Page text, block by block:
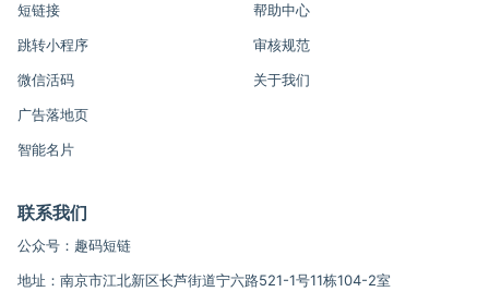
短链接
跳转小程序
微信活码
广告落地页
智能名片
帮助中心
审核规范
关于我们
联系我们
公众号：趣码短链
地址：南京市江北新区长芦街道宁六路521-1号11栋104-2室